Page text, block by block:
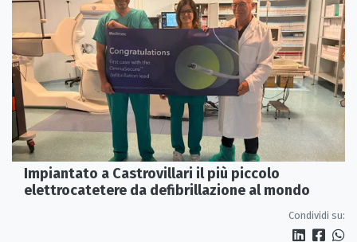
Impiantato a Castrovillari il più piccolo
elettrocatetere da defibrillazione al mondo
Condividi su: